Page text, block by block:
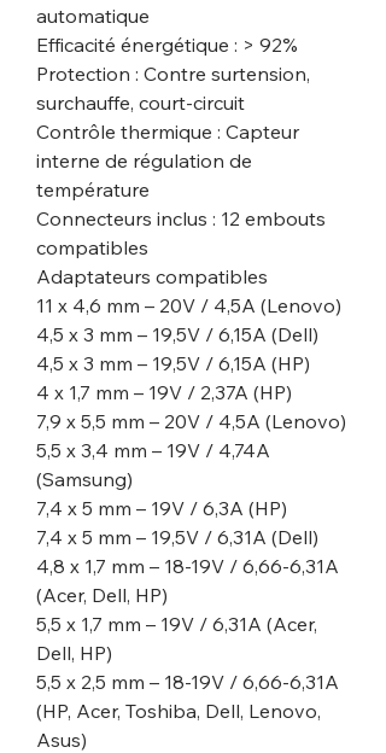
automatique
Efficacité énergétique : > 92%
Protection : Contre surtension,
surchauffe, court-circuit
Contrôle thermique : Capteur
interne de régulation de
température
Connecteurs inclus : 12 embouts
compatibles
Adaptateurs compatibles
11 x 4,6 mm – 20V / 4,5A (Lenovo)
4,5 x 3 mm – 19,5V / 6,15A (Dell)
4,5 x 3 mm – 19,5V / 6,15A (HP)
4 x 1,7 mm – 19V / 2,37A (HP)
7,9 x 5,5 mm – 20V / 4,5A (Lenovo)
5,5 x 3,4 mm – 19V / 4,74A
(Samsung)
7,4 x 5 mm – 19V / 6,3A (HP)
7,4 x 5 mm – 19,5V / 6,31A (Dell)
4,8 x 1,7 mm – 18-19V / 6,66-6,31A
(Acer, Dell, HP)
5,5 x 1,7 mm – 19V / 6,31A (Acer,
Dell, HP)
5,5 x 2,5 mm – 18-19V / 6,66-6,31A
(HP, Acer, Toshiba, Dell, Lenovo,
Asus)